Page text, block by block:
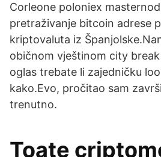
Corleone poloniex
pretraživanje bitcoin adrese
kriptovaluta iz
običnom vještinom city break
oglas trebate li zajedničku
kako.Evo, pročitao sam
trenutno.
Toate